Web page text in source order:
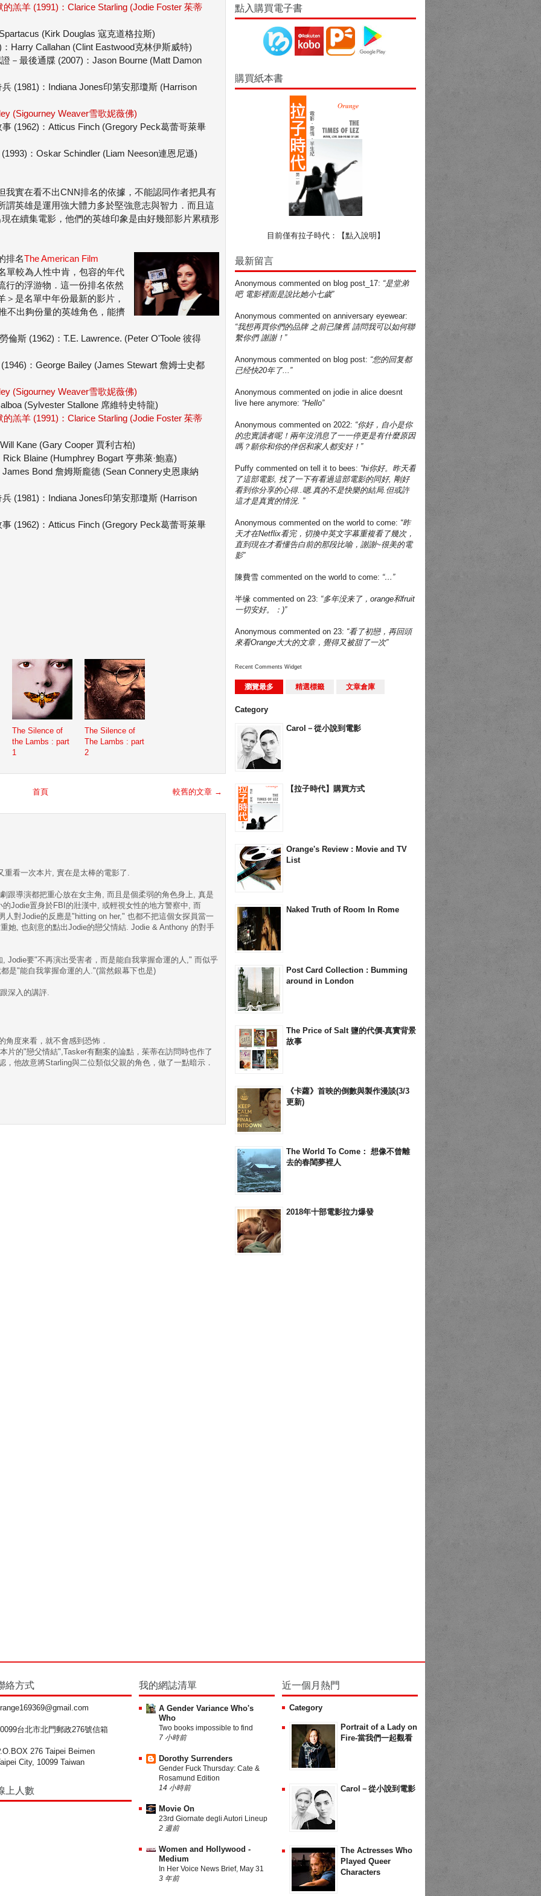
羔羊 (1991)：Clarice Starling (Jodie Foster 茱蒂
(Kirk Douglas 寇克道格拉斯)
Harry Callahan (Clint Eastwood克林伊斯威特)
－最後通牒 (2007)：Jason Bourne (Matt Damon
(1981)：Indiana Jones印第安那瓊斯 (Harrison
(Sigourney Weaver雪歌妮薇佛)
(1962)：Atticus Finch (Gregory Peck葛蕾哥萊畢
：Oskar Schindler (Liam Neeson連恩尼遜)
我實在看不出CNN排名的依據，不能認同作者把具有
謂英雄是運用強大體力多於堅強意志與智力．而且這
在續集電影，他們的英雄印象是由好幾部影片累積形
排名The American Film
單較為人性中肯，包容的年代
行的浮游物．這一份排名依然
是名單中年份最新的影片，
不出夠份量的英雄角色，能擠
倫斯 (1962)：T.E. Lawrence. (Peter O'Toole 彼得
：George Bailey (James Stewart 詹姆士史都
(Sigourney Weaver雪歌妮薇佛)
(Sylvester Stallone 席維特史特龍)
羔羊 (1991)：Clarice Starling (Jodie Foster 茱蒂
Kane (Gary Cooper 賈利古柏)
Blaine (Humphrey Bogart 亨弗萊·鮑嘉)
Bond 詹姆斯龐德 (Sean Connery史恩康納
(1981)：Indiana Jones印第安那瓊斯 (Harrison
(1962)：Atticus Finch (Gregory Peck葛蕾哥萊畢
The Silence of
the Lambs : part
1
The Silence of
The Lambs : part
2
較舊的文章 →
首頁
看一次本片, 實在是太棒的電影了.
跟導演都把重心放在女主角, 而且是個柔弱的角色身上, 真是
Jodie置身於FBI的壯漢中, 或輕視女性的地方警察中, 而
人對Jodie的反應是"hitting on her," 也都不把這個女探員當一
她, 也刻意的點出Jodie的戀父情結. Jodie & Anthony 的對手
Jodie要"不再演出受害者，而是能自我掌握命運的人," 而似乎
是"能自我掌握命運的人."(當然銀幕下也是)
深入的講評.
角度來看，就不會感到恐怖．
片的"戀父情結",Tasker有翻案的論點，茱蒂在訪問時也作了
，他故意將Starling與二位類似父親的角色，做了一點暗示．
點入購買電子書
購買紙本書
目前僅有拉子時代： 【點入說明】
最新留言
Anonymous commented on blog post_17: “是堂弟
吧 電影裡面是說比她小七歲”
Anonymous commented on anniversary eyewear:
“我想再買你們的品牌 之前已陳舊 請問我可以如何聯
繫你們 謝謝！”
Anonymous commented on blog post: “您的回复都
已经快20年了...”
Anonymous commented on jodie in alice doesnt
live here anymore: “Hello”
Anonymous commented on 2022: “你好，自小是你
的忠實讀者呢！兩年沒消息了一一停更是有什麼原因
嗎？願你和你的伴侶和家人都安好！”
Puffy commented on tell it to bees: “hi你好。昨天看
了這部電影, 找了一下有看過這部電影的同好, 剛好
看到你分享的心得..嗯.真的不是快樂的結局.但或許
這才是真實的情況. ”
Anonymous commented on the world to come: “昨
天才在Netflix看完，切換中英文字幕重複看了幾次，
直到現在才看懂告白前的那段比喻，謝謝~很美的電
影”
陳費雪 commented on the world to come: “…”
半缘 commented on 23: “多年没来了，orange和fruit
一切安好。：)”
Anonymous commented on 23: “看了初戀，再回頭
來看Orange大大的文章，覺得又被甜了一次”
Recent Comments Widget
瀏覽最多 精選標籤 文章倉庫
Category
Carol－從小說到電影
【拉子時代】購買方式
Orange's Review : Movie and TV
List
Naked Truth of Room In Rome
Post Card Collection : Bumming
around in London
The Price of Salt 鹽的代價-真實背景
故事
《卡蘿》首映的倒數與製作漫談(3/3
更新)
The World To Come： 想像不曾離
去的春閨夢裡人
2018年十部電影拉力爆發
絡方式
台北市北門郵政276號信箱
276 Taipei Beimen
City, 10099 Taiwan
上人數
我的網誌清單
A Gender Variance Who's
Who
Two books impossible to find
7 小時前
Dorothy Surrenders
Gender Fuck Thursday: Cate &
Rosamund Edition
14 小時前
Movie On
23rd Giornate degli Autori Lineup
2 週前
Women and Hollywood -
Medium
In Her Voice News Brief, May 31
3 年前
近一個月熱門
Category
Portrait of a Lady on
Fire-當我們一起觀看
Carol－從小說到電影
The Actresses Who
Played Queer
Characters